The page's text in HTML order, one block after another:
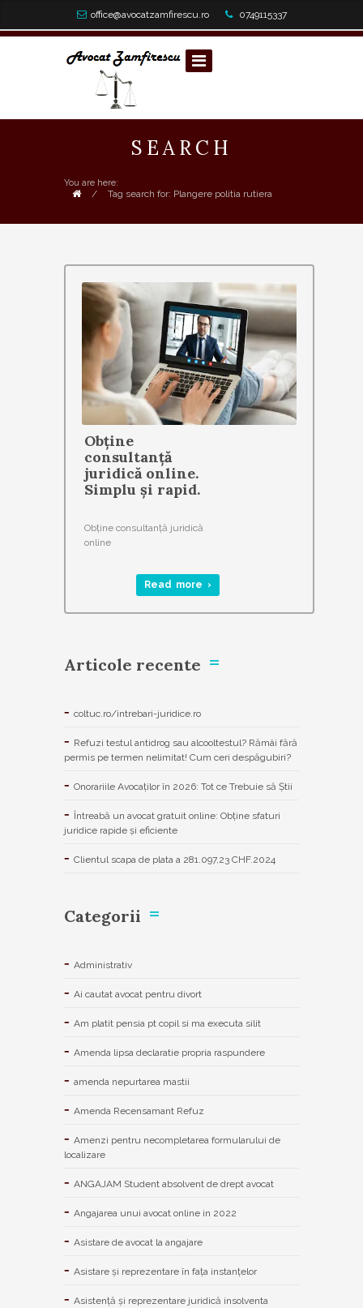
office@avocatzamfirescu.ro 0749115337
SEARCH
You are here:
/ Tag search for: Plangere politia rutiera
Obține
consultanță
juridică online.
Simplu și rapid.
Obține consultanță juridică
online
Read more ›
Articole recente
coltuc.ro/intrebari-juridice.ro
Refuzi testul antidrog sau alcooltestul? Rămâi fără
permis pe termen nelimitat! Cum ceri despăgubiri?
Onorariile Avocaților în 2026: Tot ce Trebuie să Știi
Întreabă un avocat gratuit online: Obține sfaturi
juridice rapide și eficiente
Clientul scapa de plata a 281.097,23 CHF.2024
Categorii
Administrativ
Ai cautat avocat pentru divort
Am platit pensia pt copil si ma executa silit
Amenda lipsa declaratie propria raspundere
amenda nepurtarea mastii
Amenda Recensamant Refuz
Amenzi pentru necompletarea formularului de
localizare
ANGAJAM Student absolvent de drept avocat
Angajarea unui avocat online in 2022
Asistare de avocat la angajare
Asistare și reprezentare în fața instanțelor
Asistență și reprezentare juridică insolventa